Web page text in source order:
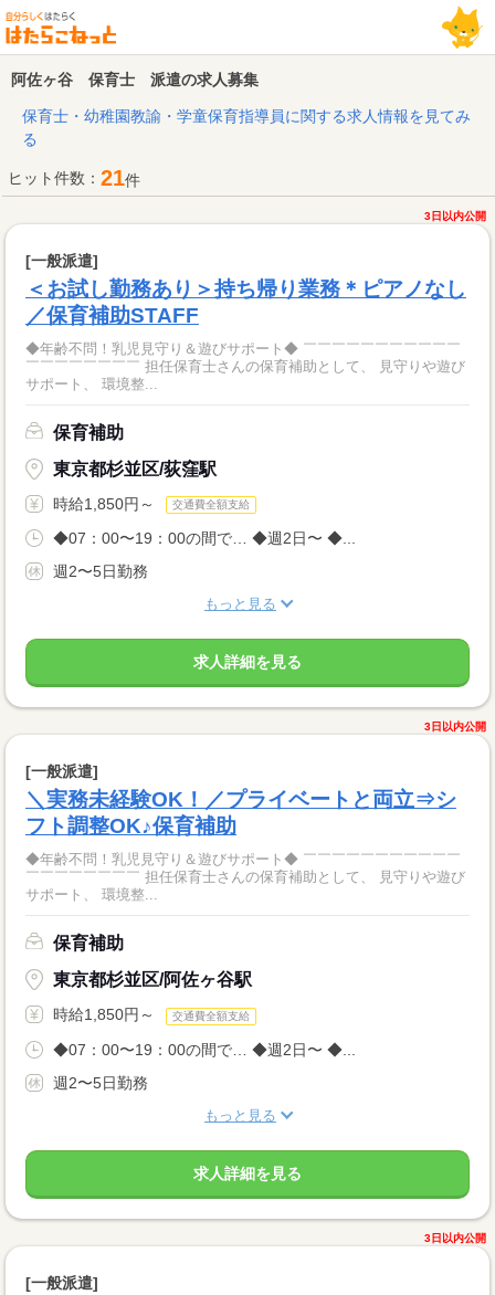
阿佐ヶ谷 保育士 派遣の求人募集
保育士・幼稚園教諭・学童保育指導員に関する求人情報を見てみ
る
ヒット件数： 21件
3日以内公開
[一般派遣]
＜お試し勤務あり＞持ち帰り業務＊ピアノなし
／保育補助STAFF
◆年齢不問！乳児見守り＆遊びサポート◆ ￣￣￣￣￣￣￣￣￣￣￣
￣￣￣￣￣￣￣￣ 担任保育士さんの保育補助として、 見守りや遊び
サポート、 環境整...
保育補助
東京都杉並区/荻窪駅
時給1,850円～ 交通費全額支給
◆07：00〜19：00の間で… ◆週2日〜 ◆...
週2〜5日勤務
もっと見る
求人詳細を見る
3日以内公開
[一般派遣]
＼実務未経験OK！／プライベートと両立⇒シ
フト調整OK♪保育補助
◆年齢不問！乳児見守り＆遊びサポート◆ ￣￣￣￣￣￣￣￣￣￣￣
￣￣￣￣￣￣￣￣ 担任保育士さんの保育補助として、 見守りや遊び
サポート、 環境整...
保育補助
東京都杉並区/阿佐ヶ谷駅
時給1,850円～ 交通費全額支給
◆07：00〜19：00の間で… ◆週2日〜 ◆...
週2〜5日勤務
もっと見る
求人詳細を見る
3日以内公開
[一般派遣]